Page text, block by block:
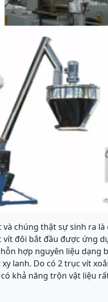
chúng thật sự sinh ra
vít đôi bắt đầu được ứng
hợp nguyên liệu dạng
lanh. Do có 2 trục vít
khả năng trộn vật liệu